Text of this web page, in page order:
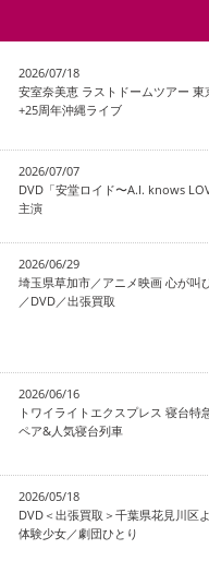
2026/07/18
安室奈美恵 ラストドームツアー
+25周年沖縄ライブ
2026/07/07
DVD「安堂ロイド〜A.I. knows
主演
2026/06/29
埼玉県草加市／アニメ映画 心が叫
／DVD／出張買取
2026/06/16
トワイライトエクスプレス 寝台特
ペア&人気寝台列車
2026/05/18
DVD＜出張買取＞千葉県花見川区
体験少女／劇団ひとり